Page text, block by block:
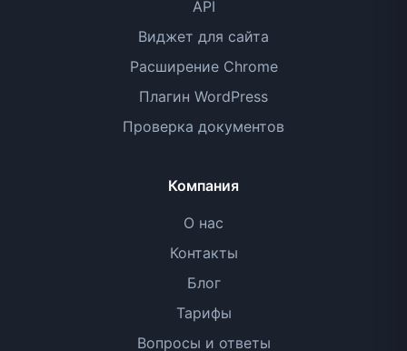
API
Виджет для сайта
Расширение Chrome
Плагин WordPress
Проверка документов
Компания
О нас
Контакты
Блог
Тарифы
Вопросы и ответы